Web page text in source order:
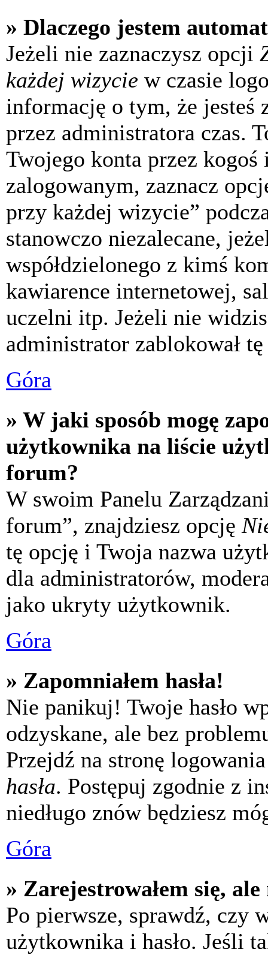
» Dlaczego jestem
Jeżeli nie zaznaczysz opcji
każdej wizycie w czasie
informację o tym, że jesteś
przez administratora czas.
Twojego konta przez kogoś
zalogowanym, zaznacz
przy każdej wizycie”
stanowczo niezalecane,
współdzielonego z kimś
kawiarence internetowej,
uczelni itp. Jeżeli nie
administrator zablokował
Góra
» W jaki sposób mogę
użytkownika na liście
forum?
W swoim Panelu
forum”, znajdziesz opcję
tę opcję i Twoja nazwa
dla administratorów,
jako ukryty użytkownik.
Góra
» Zapomniałem hasła!
Nie panikuj! Twoje hasło
odzyskane, ale bez
Przejdź na stronę
hasła. Postępuj zgodnie z
niedługo znów będziesz
Góra
» Zarejestrowałem się,
Po pierwsze, sprawdź, czy
użytkownika i hasło. Jeśli